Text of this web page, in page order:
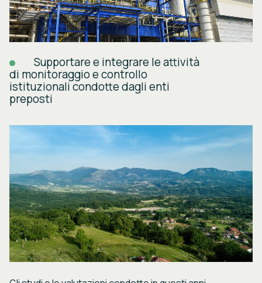
Supportare e integrare le attività
di monitoraggio e controllo
istituzionali condotte dagli enti
preposti